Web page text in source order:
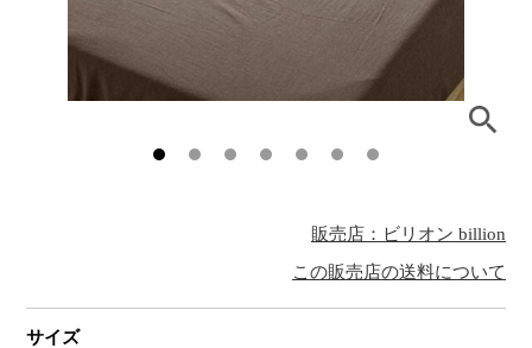
販売店：ビリオン billion
この販売店の送料について
サイズ